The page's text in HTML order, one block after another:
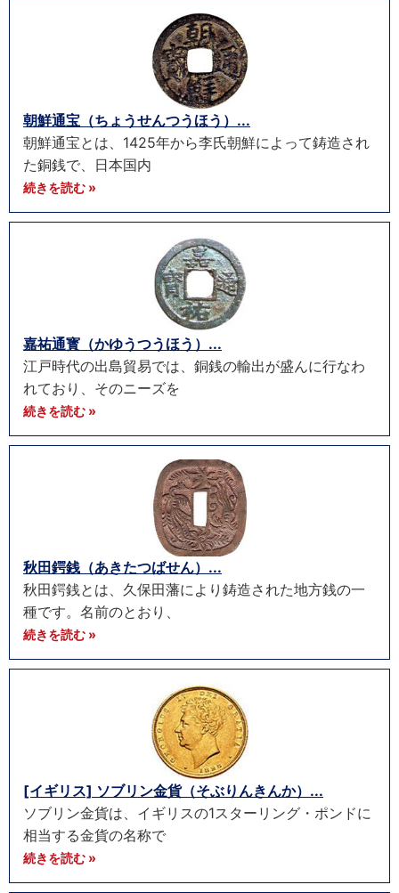
朝鮮通宝（ちょうせんつうほう）...
朝鮮通宝とは、1425年から李氏朝鮮によって鋳造され
た銅銭で、日本国内
続きを読む »
嘉祐通寳（かゆうつうほう）...
江戸時代の出島貿易では、銅銭の輸出が盛んに行なわ
れており、そのニーズを
続きを読む »
秋田鍔銭（あきたつばせん）...
秋田鍔銭とは、久保田藩により鋳造された地方銭の一
種です。名前のとおり、
続きを読む »
[イギリス] ソブリン金貨（そぶりんきんか）...
ソブリン金貨は、イギリスの1スターリング・ポンドに
相当する金貨の名称で
続きを読む »